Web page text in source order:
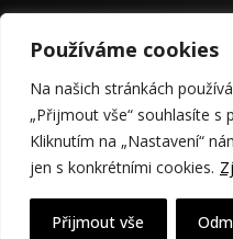
Používáme cookies
Na našich stránkách
„Přijmout vše“ souhlasíte s
Kliknutím na „Nastavení“
jen s konkrétními cookies.
Přijmout vše
© 2011 – 2026 Jiří Rostecký